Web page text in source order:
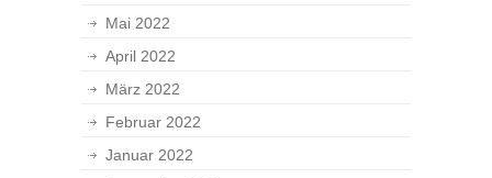
Mai 2022
April 2022
März 2022
Februar 2022
Januar 2022